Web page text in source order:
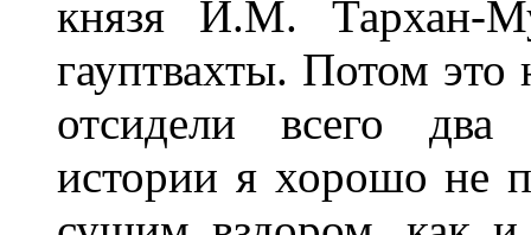
князя И.М. Тархан-
гауптвахты. Потом
отсидели всего
истории я хорошо не